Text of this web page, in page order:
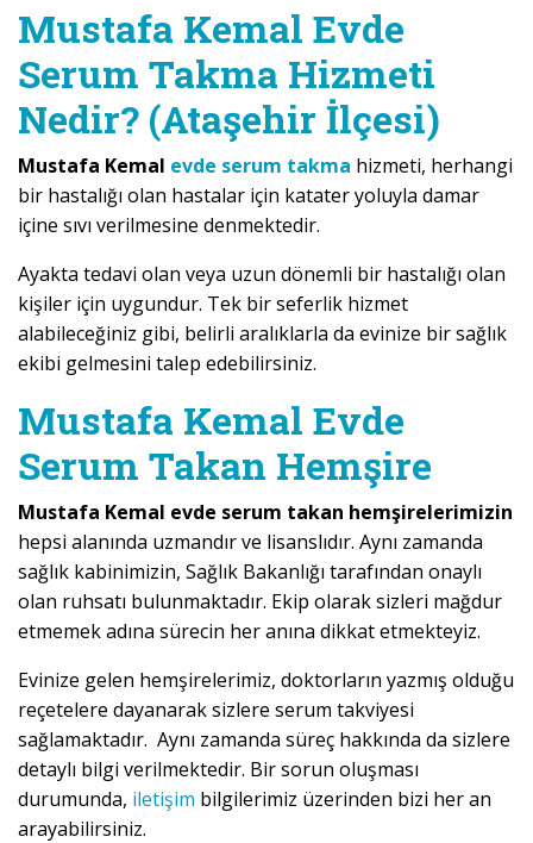
Mustafa Kemal Evde
Serum Takma Hizmeti
Nedir? (Ataşehir İlçesi)
Mustafa Kemal evde serum takma hizmeti, herhangi
bir hastalığı olan hastalar için katater yoluyla damar
içine sıvı verilmesine denmektedir.
Ayakta tedavi olan veya uzun dönemli bir hastalığı olan
kişiler için uygundur. Tek bir seferlik hizmet
alabileceğiniz gibi, belirli aralıklarla da evinize bir sağlık
ekibi gelmesini talep edebilirsiniz.
Mustafa Kemal Evde
Serum Takan Hemşire
Mustafa Kemal evde serum takan hemşirelerimizin
hepsi alanında uzmandır ve lisanslıdır. Aynı zamanda
sağlık kabinimizin, Sağlık Bakanlığı tarafından onaylı
olan ruhsatı bulunmaktadır. Ekip olarak sizleri mağdur
etmemek adına sürecin her anına dikkat etmekteyiz.
Evinize gelen hemşirelerimiz, doktorların yazmış olduğu
reçetelere dayanarak sizlere serum takviyesi
sağlamaktadır. Aynı zamanda süreç hakkında da sizlere
detaylı bilgi verilmektedir. Bir sorun oluşması
durumunda, iletişim bilgilerimiz üzerinden bizi her an
arayabilirsiniz.